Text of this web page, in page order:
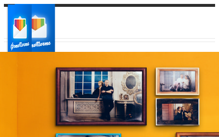
Ваш регион доставки
Выберите из списка: